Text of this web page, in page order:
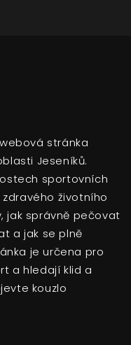
stránka
Jeseníků.
sportovních
životního
jak správně pečovat
a jak se plně
je určena pro
a hledají klid a
kouzlo